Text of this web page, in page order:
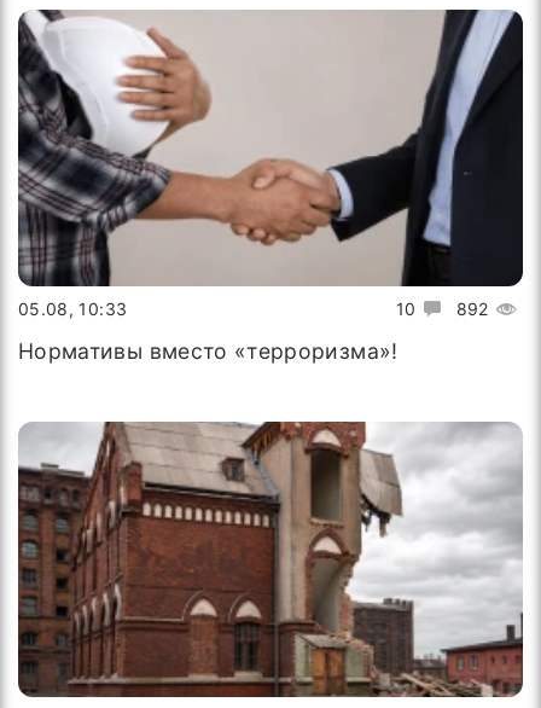
10 892
05.08, 10:33
Нормативы вместо «терроризма»!